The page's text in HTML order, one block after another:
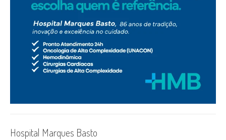
Hospital Marques Basto